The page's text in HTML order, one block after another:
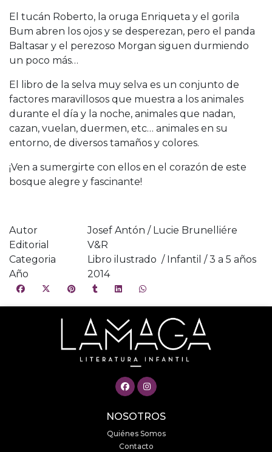
El tucán Roberto, la oruga Enriqueta y el gorila
Bum abren los ojos y se desperezan, pero el panda
Baltasar y el perezoso Morgan siguen durmiendo
un poco más…
El libro de la selva muy selva es un conjunto de
factores maravillosos que muestra a los animales
durante el día y la noche, animales que nadan,
cazan, vuelan, duermen, etc… animales en su
entorno, de diversos tamaños y colores.
¡Ven a sumergirte con ellos en el corazón de este
bosque alegre y fascinante!
Autor
Josef Antón / Lucie Brunelliére
Editorial
V&R
Categoria
Libro ilustrado / Infantil / 3 a 5 años
Año
2014
NOSOTROS
Quiénes Somos
Contacto